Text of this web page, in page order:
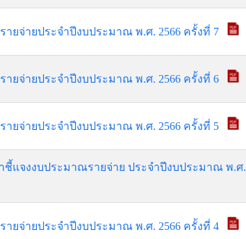
ายจ่ายประจำปีงบประมาณ พ.ศ. 2566 ครั้งที่ 7
ายจ่ายประจำปีงบประมาณ พ.ศ. 2566 ครั้งที่ 6
ายจ่ายประจำปีงบประมาณ พ.ศ. 2566 ครั้งที่ 5
ชี้แจงงบประมาณรายจ่าย ประจำปีงบประมาณ พ.ศ.
ายจ่ายประจำปีงบประมาณ พ.ศ. 2566 ครั้งที่ 4